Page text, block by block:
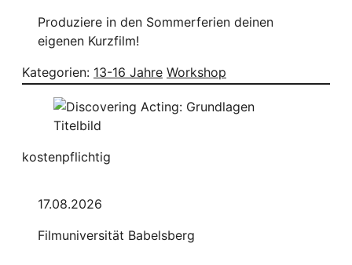
Produziere in den Sommerferien deinen
eigenen Kurzfilm!
Kategorien: 13-16 Jahre Workshop
kostenpflichtig
17.08.2026
Filmuniversität Babelsberg